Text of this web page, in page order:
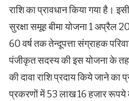
राशि का प्रावधान किया गया है।
सुरक्षा समूह बीमा योजना 1 अप्रैल
60 वर्ष तक तेन्दूपत्ता संग्राहक
पंजीकृत सदस्य की इस योजना के
की दावा राशि प्रदाय किये जाने
प्रकरणों में 53 लाख 16 हजार रूपये